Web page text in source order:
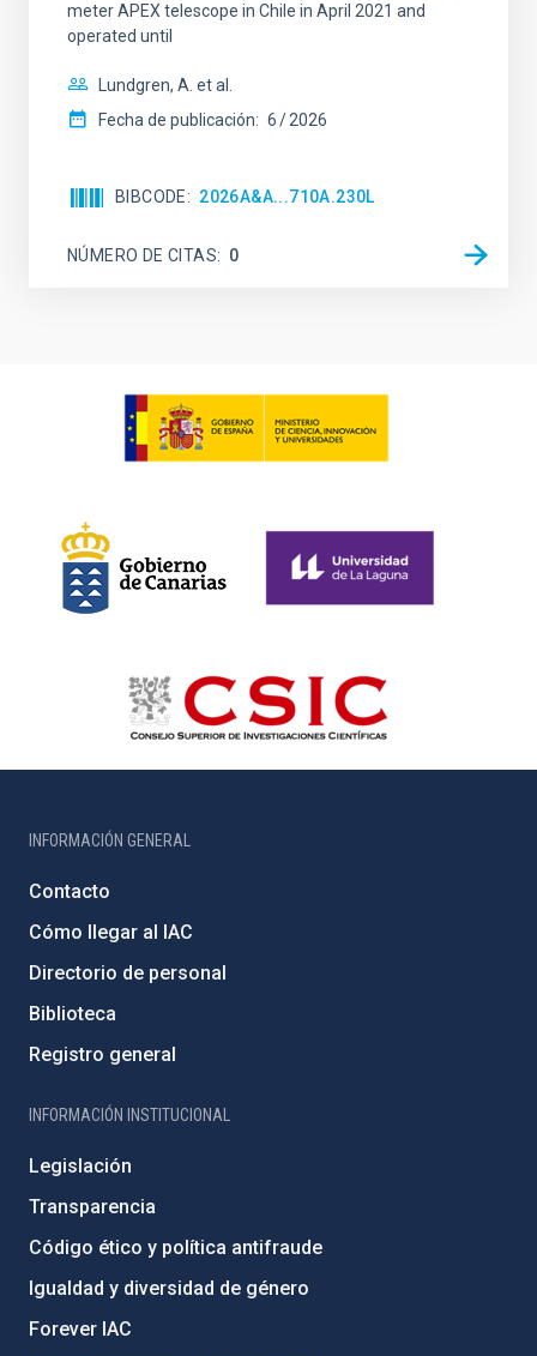
meter APEX telescope in Chile in April 2021 and
operated until
Lundgren, A. et al.
Fecha de publicación: 6 2026
BIBCODE 2026A&A...710A.230L
NÚMERO DE CITAS 0
INFORMACIÓN GENERAL
Contacto
Cómo llegar al IAC
Directorio de personal
Biblioteca
Registro general
INFORMACIÓN INSTITUCIONAL
Legislación
Transparencia
Código ético y política antifraude
Igualdad y diversidad de género
Forever IAC